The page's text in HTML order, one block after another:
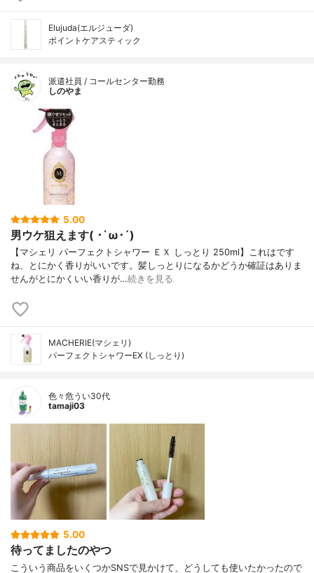
Elujuda(エルジューダ)
ポイントケアスティック
派遣社員 / コールセンター勤務
しのやま
5.00
男ウケ狙えます( ･`ω･´)
【マシェリ パーフェクトシャワー ＥＸ しっとり 250ml】これはです
ね、とにかく香りがいいです。髪しっとりになるかどうか確証はありま
せんがとにかくいい香りが…続きを見る
MACHERIE(マシェリ)
パーフェクトシャワーEX (しっとり)
色々危うい30代
tamaji03
5.00
待ってましたのやつ
こういう商品をいくつかSNSで見かけて、どうしても使いたかったので